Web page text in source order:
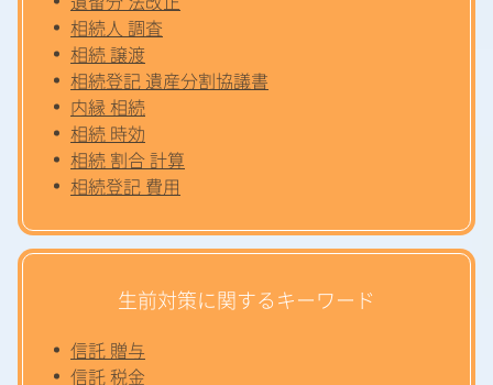
相続人 調査
相続 譲渡
相続登記 遺産分割協議書
内縁 相続
相続 時効
相続 割合 計算
相続登記 費用
生前対策に関するキーワード
信託 贈与
信託 税金